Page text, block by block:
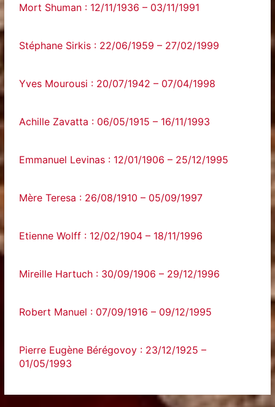
Mort Shuman : 12/11/1936 – 03/11/1991
Stéphane Sirkis : 22/06/1959 – 27/02/1999
Yves Mourousi : 20/07/1942 – 07/04/1998
Achille Zavatta : 06/05/1915 – 16/11/1993
Emmanuel Levinas : 12/01/1906 – 25/12/1995
Mère Teresa : 26/08/1910 – 05/09/1997
Etienne Wolff : 12/02/1904 – 18/11/1996
Mireille Hartuch : 30/09/1906 – 29/12/1996
Robert Manuel : 07/09/1916 – 09/12/1995
Pierre Eugène Bérégovoy : 23/12/1925 –
01/05/1993